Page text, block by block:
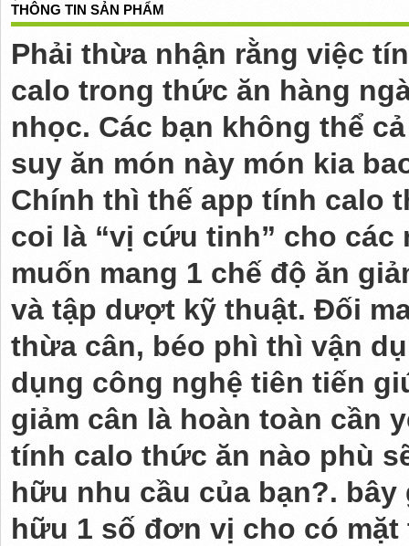
THÔNG TIN SẢN PHẨM
Phải thừa nhận rằng việc
calo trong thức ăn hàng
nhọc. Các bạn không thể
suy ăn món này món kia
Chính thì thế app tính calo
coi là “vị cứu tinh” cho
muốn mang 1 chế độ ăn
và tập dượt kỹ thuật. Đối
thừa cân, béo phì thì vận
dụng công nghệ tiên tiến
giảm cân là hoàn toàn cần
tính calo thức ăn nào phù
hữu nhu cầu của bạn?.
hữu 1 số đơn vị cho có mặt